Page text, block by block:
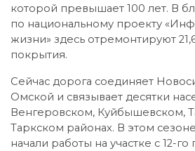
которой превышает 100 лет. В
по национальному проекту
жизни» здесь отремонтируют
покрытия.
Сейчас дорога соединяет
Омской и связывает десятки
Венгеровском, Куйбышевском,
Таркском районах. В этом
начали работы на участке с 12-